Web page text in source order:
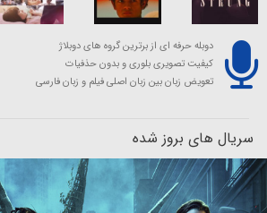
دوبله حرفه ای از برترین گروه های دوبلاژ
کیفیت تصویری بلوری و بدون حذفیات
تعویض زبان بین زبان اصلی فیلم و زبان فارسی
سریال های بروز شده